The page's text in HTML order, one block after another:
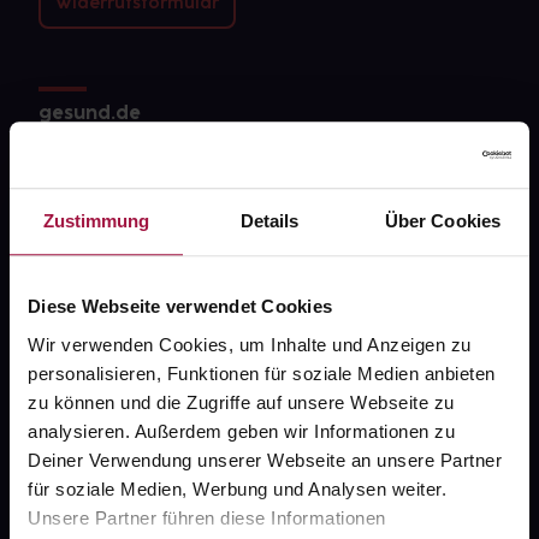
Zustimmung Details Über Cookies
Diese Webseite verwendet Cookies
Wir verwenden Cookies, um Inhalte und Anzeigen zu
personalisieren, Funktionen für soziale Medien anbieten
zu können und die Zugriffe auf unsere Webseite zu
analysieren. Außerdem geben wir Informationen zu
Deiner Verwendung unserer Webseite an unsere Partner
für soziale Medien, Werbung und Analysen weiter.
Unsere Partner führen diese Informationen
gesund.de
Karriere
Newsletter
Barrierefreiheitserklärung
PAYBACK
gesund-versorger.de
Sanitätshäuser
Datenschutz
AGB